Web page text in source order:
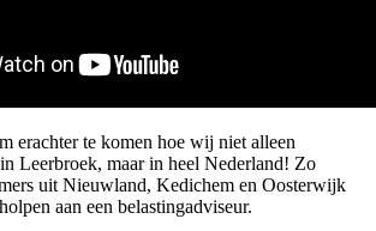
erachter te komen hoe wij niet alleen
Leerbroek, maar in heel Nederland! Zo
uit Nieuwland, Kedichem en Oosterwijk
aan een belastingadviseur.